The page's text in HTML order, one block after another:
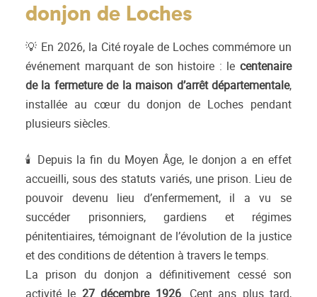
donjon de Loches
💡 En 2026, la Cité royale de Loches commémore un
événement marquant de son histoire : le centenaire
de la fermeture de la maison d’arrêt départementale,
installée au cœur du donjon de Loches pendant
plusieurs siècles.
🕯 Depuis la fin du Moyen Âge, le donjon a en effet
accueilli, sous des statuts variés, une prison. Lieu de
pouvoir devenu lieu d’enfermement, il a vu se
succéder prisonniers, gardiens et régimes
pénitentiaires, témoignant de l’évolution de la justice
et des conditions de détention à travers le temps.
La prison du donjon a définitivement cessé son
activité le 27 décembre 1926. Cent ans plus tard,